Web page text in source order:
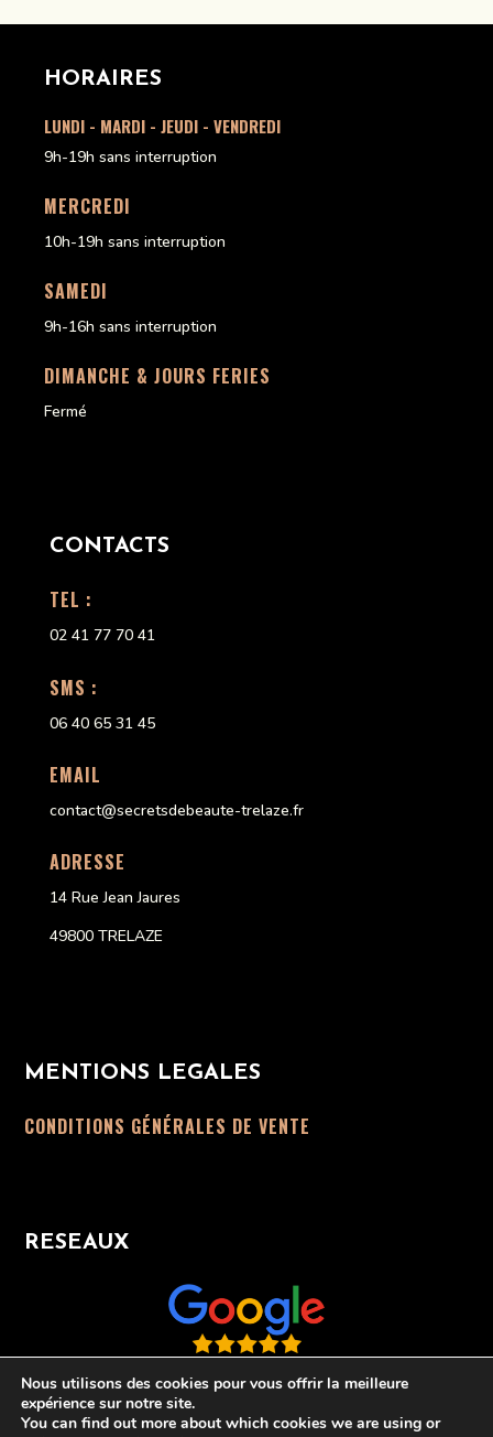
HORAIRES
LUNDI - MARDI - JEUDI - VENDREDI
9h-19h sans interruption
MERCREDI
10h-19h sans interruption
SAMEDI
9h-16h sans interruption
DIMANCHE & JOURS FERIES
Fermé
CONTACTS
TEL :
02 41 77 70 41
SMS :
06 40 65 31 45
EMAIL
contact@secretsdebeaute-trelaze.fr
ADRESSE
14 Rue Jean Jaures
49800 TRELAZE
MENTIONS LEGALES
CONDITIONS GÉNÉRALES DE VENTE
RESEAUX
Nous utilisons des cookies pour vous offrir la meilleure
expérience sur notre site.
You can find out more about which cookies we are using or